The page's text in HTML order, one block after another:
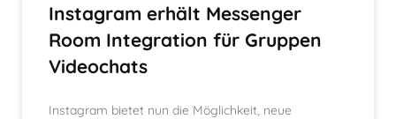
Instagram erhält Messenger
Room Integration für Gruppen
Videochats
Instagram bietet nun die Möglichkeit, neue